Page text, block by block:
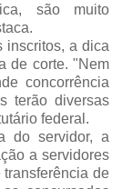
são muito
inscritos, a dica
de corte. "Nem
concorrência
terão diversas
federal.
do servidor, a
a servidores
de